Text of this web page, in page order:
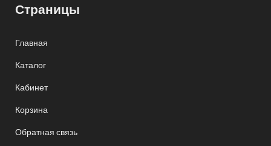
Страницы
Главная
Каталог
Кабинет
Корзина
Обратная связь